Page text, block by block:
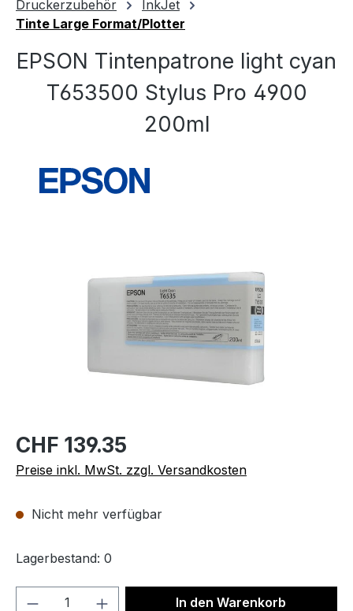
Druckerzubehör
InkJet
Tinte Large Format/Plotter
EPSON Tintenpatrone light cyan
T653500 Stylus Pro 4900
200ml
CHF 139.35
Preise inkl. MwSt. zzgl. Versandkosten
Nicht mehr verfügbar
Lagerbestand: 0
Produkt Anzahl: Gib denIn den Warenkorb